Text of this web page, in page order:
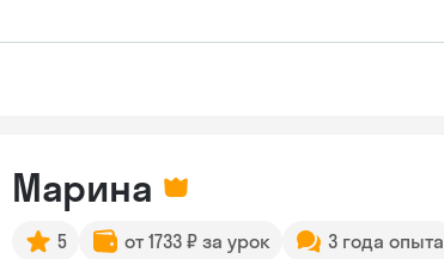
Марина
5 от 1733 ₽ за урок 3 года опыта